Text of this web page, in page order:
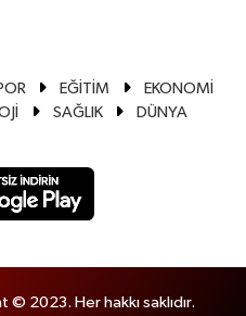
EĞİTİM
EKONOMİ
SAĞLIK
DÜNYA
© 2023. Her hakkı saklıdır.